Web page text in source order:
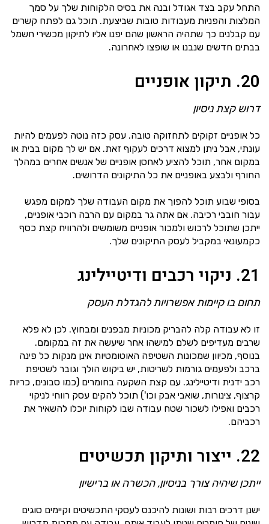
התחל עקב בצד אגודל ובנה את בסיס הלקוחות שלך על סמך
המלצות והפניות מעבודות טובות שביצעת. תוכל גם לפתח קשרים
עם קבלנים כך שתהיה הראשון שהם יפנו אליו לתיקון מכשירי חשמל
בבתים חדשים שנבנו או שופצו לאחרונה.
20. תיקון אופניים
דרוש קצת ניסיון
כל אופניים זקוקים לתחזוקה טובה. עסק כזה נוטה לפעמים להיות
עונתי, אבל ניתן למצוא דרכים לעקוף זאת. אם יש לך מקום בבית או
במקום אחר, תוכל להציע לאחסן אופניים של אנשים אחרים במהלך
החורף ולבצע באופניים את כל התיקונים הדרושים.
בסופי שבוע תוכל להפוך את מקום העבודה שלך למקום מפגש
עבור חובבי רכיבה. אם אתה גר במקום עם הרבה רוכבי אופניים,
ייתכן שתוכל לרכוש ולמכור אופניים משומשים ולהרוויח קצת כסף
כקמעונאי במקביל לעסק התיקונים שלך.
21. ניקוי רכבים ודיטיילינג
תחום בו קיימות אפשרויות להגדלת העסק
זו לא עבודה קלה להבריק מכוניות מבפנים ומבחוץ. לכן לא פלא
שרבים מעדיפים לשלם למישהו אחר שיעשה את זה במקומם.
בנוסף, מכיוון שמכונות השטיפה האוטומטיות אינן מנקות כל פינה
ברכב ולפעמים גורמות לשריטות, יש ביקוש הולך וגובר לשטיפת
רכב ידנית ודיטיילינג. עם קצת השקעה בחומרים (כמו סבונים, כריות
קרצוף, צינורות, שואבי אבק וכו') תוכל להקים עסק רווחי לניקוי
רכבים ואפילו לשכור שטח עבודה שבו לקוחות יוכלו להשאיר את
רכביהם.
22. ייצור ותיקון תכשיטים
ייתכן שיהיה צורך בניסיון, הכשרה או ברישיון
ישנן דרכים רבות ושונות להיכנס לעסקי התכשיטים וקיימים סוגים